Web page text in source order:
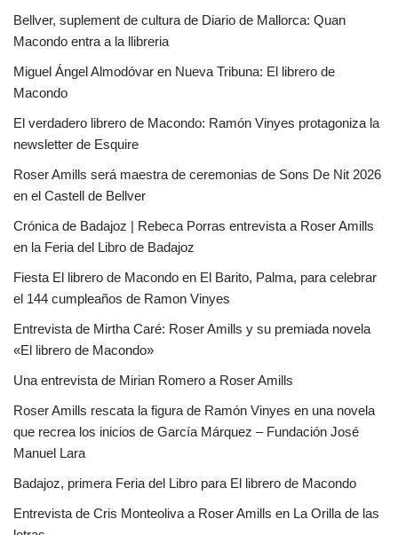
Bellver, suplement de cultura de Diario de Mallorca: Quan
Macondo entra a la llibreria
Miguel Ángel Almodóvar en Nueva Tribuna: El librero de
Macondo
El verdadero librero de Macondo: Ramón Vinyes protagoniza la
newsletter de Esquire
Roser Amills será maestra de ceremonias de Sons De Nit 2026
en el Castell de Bellver
Crónica de Badajoz | Rebeca Porras entrevista a Roser Amills
en la Feria del Libro de Badajoz
Fiesta El librero de Macondo en El Barito, Palma, para celebrar
el 144 cumpleaños de Ramon Vinyes
Entrevista de Mirtha Caré: Roser Amills y su premiada novela
«El librero de Macondo»
Una entrevista de Mirian Romero a Roser Amills
Roser Amills rescata la figura de Ramón Vinyes en una novela
que recrea los inicios de García Márquez – Fundación José
Manuel Lara
Badajoz, primera Feria del Libro para El librero de Macondo
Entrevista de Cris Monteoliva a Roser Amills en La Orilla de las